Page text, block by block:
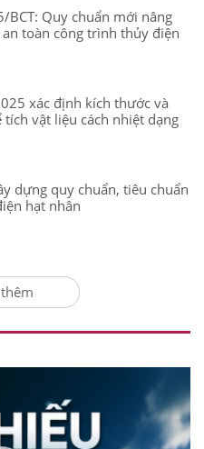
BCT: Quy chuẩn mới nâng
toàn công trình thủy điện
xác định kích thước và
vật liệu cách nhiệt dạng
dựng quy chuẩn, tiêu chuẩn
hạt nhân